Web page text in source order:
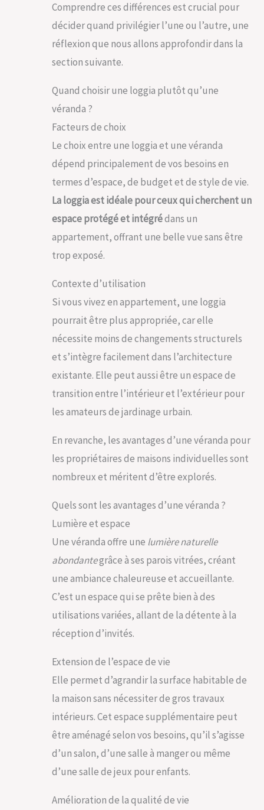
Comprendre ces différences est crucial pour
décider quand privilégier l’une ou l’autre, une
réflexion que nous allons approfondir dans la
section suivante.
Quand choisir une loggia plutôt qu’une
véranda ?
Facteurs de choix
Le choix entre une loggia et une véranda
dépend principalement de vos besoins en
termes d’espace, de budget et de style de vie.
La loggia est idéale pour ceux qui cherchent un
espace protégé et intégrédans un
appartement, offrant une belle vue sans être
trop exposé.
Contexte d’utilisation
Si vous vivez en appartement, une loggia
pourrait être plus appropriée, car elle
nécessite moins de changements structurels
et s’intègre facilement dans l’architecture
existante. Elle peut aussi être un espace de
transition entre l’intérieur et l’extérieur pour
les amateurs de jardinage urbain.
En revanche, les avantages d’une véranda pour
les propriétaires de maisons individuelles sont
nombreux et méritent d’être explorés.
Quels sont les avantages d’une véranda ?
Lumière et espace
Une véranda offre une lumière naturelle
abondantegrâce à ses parois vitrées, créant
une ambiance chaleureuse et accueillante.
C’est un espace qui se prête bien à des
utilisations variées, allant de la détente à la
réception d’invités.
Extension de l’espace de vie
Elle permet d’agrandir la surface habitable de
la maison sans nécessiter de gros travaux
intérieurs. Cet espace supplémentaire peut
être aménagé selon vos besoins, qu’il s’agisse
d’un salon, d’une salle à manger ou même
d’une salle de jeux pour enfants.
Amélioration de la qualité de vie